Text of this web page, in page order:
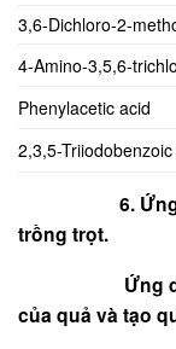
3,6-Dichloro-2-
4-Amino-3,5,6-
Phenylacetic acid
2,3,5-
6.
trồng trọt.
Ứng
của quả và tạo